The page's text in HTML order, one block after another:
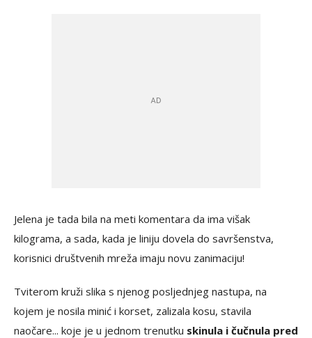
Jelena je tada bila na meti komentara da ima višak
kilograma, a sada, kada je liniju dovela do savršenstva,
korisnici društvenih mreža imaju novu zanimaciju!
Tviterom kruži slika s njenog posljednjeg nastupa, na
kojem je nosila minić i korset, zalizala kosu, stavila
naočare... koje je u jednom trenutku skinula i čučnula pred